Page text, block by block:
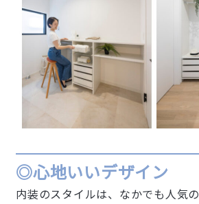
◎心地いいデザイン
内装のスタイルは、なかでも人気の